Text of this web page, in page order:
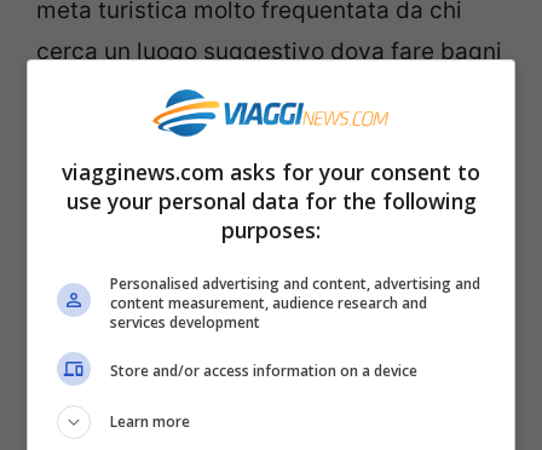
meta turistica molto frequentata da chi
cerca un luogo suggestivo dova fare bagni
curativi. Le sue acque ad altissima
concentrazione di sale e altri minerali sono
ideali per la cura delle malattie della pelle
e le infezioni alle vie respiratorie. Tuttavia,
Paesi vicini, dell’acqua del fiume Giordano,
sua fonte principale, rischia di far
scomparire questa meraviglia nel giro di
50 anni
viagginews.com asks for your consent to
use your personal data for the following
purposes:
Personalised advertising and content, advertising and
content measurement, audience research and
services development
Store and/or access information on a device
Learn more